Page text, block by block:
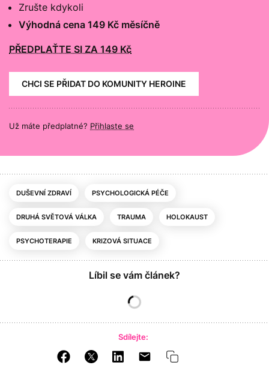
Zrušte kdykoli
Výhodná cena 149 Kč měsíčně
PŘEDPLAŤTE SI ZA 149 Kč
CHCI SE PŘIDAT DO KOMUNITY HEROINE
Už máte předplatné? Přihlaste se
DUŠEVNÍ ZDRAVÍ PSYCHOLOGICKÁ PÉČE
DRUHÁ SVĚTOVÁ VÁLKA TRAUMA HOLOKAUST
PSYCHOTERAPIE KRIZOVÁ SITUACE
Líbil se vám článek?
Sdílejte: